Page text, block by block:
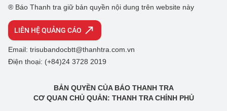
® Báo Thanh tra giữ bản quyền nội dung trên website này
LIÊN HỆ QUẢNG CÁO
Email: trisubandocbtt@thanhtra.com.vn
Điện thoại: (+84)24 3728 2019
BẢN QUYỀN CỦA BÁO THANH TRA
CƠ QUAN CHỦ QUẢN: THANH TRA CHÍNH PHỦ